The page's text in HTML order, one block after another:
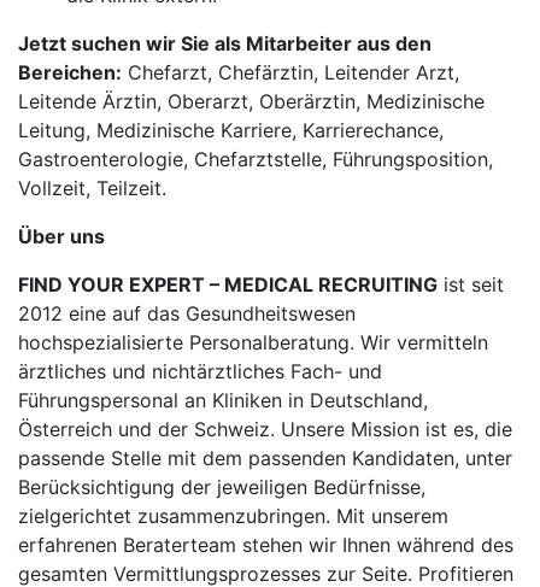
Jetzt suchen wir Sie als Mitarbeiter aus den
Bereichen: Chefarzt, Chefärztin, Leitender Arzt,
Leitende Ärztin, Oberarzt, Oberärztin, Medizinische
Leitung, Medizinische Karriere, Karrierechance,
Gastroenterologie, Chefarztstelle, Führungsposition,
Vollzeit, Teilzeit.
Über uns
FIND YOUR EXPERT – MEDICAL RECRUITING ist seit
2012 eine auf das Gesundheitswesen
hochspezialisierte Personalberatung. Wir vermitteln
ärztliches und nichtärztliches Fach- und
Führungspersonal an Kliniken in Deutschland,
Österreich und der Schweiz. Unsere Mission ist es, die
passende Stelle mit dem passenden Kandidaten, unter
Berücksichtigung der jeweiligen Bedürfnisse,
zielgerichtet zusammenzubringen. Mit unserem
erfahrenen Beraterteam stehen wir Ihnen während des
gesamten Vermittlungsprozesses zur Seite. Profitieren